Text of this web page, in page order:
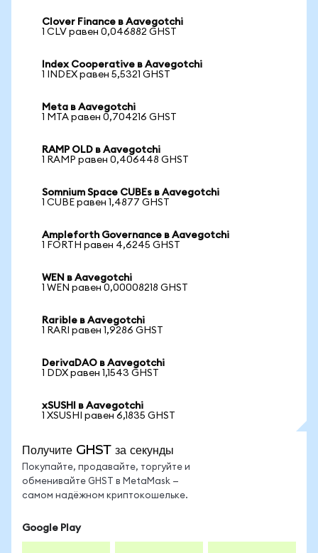
Clover Finance в Aavegotchi
1 CLV равен 0,046882 GHST
Index Cooperative в Aavegotchi
1 INDEX равен 5,5321 GHST
Meta в Aavegotchi
1 MTA равен 0,704216 GHST
RAMP OLD в Aavegotchi
1 RAMP равен 0,406448 GHST
Somnium Space CUBEs в Aavegotchi
1 CUBE равен 1,4877 GHST
Ampleforth Governance в Aavegotchi
1 FORTH равен 4,6245 GHST
WEN в Aavegotchi
1 WEN равен 0,00008218 GHST
Rarible в Aavegotchi
1 RARI равен 1,9286 GHST
DerivaDAO в Aavegotchi
1 DDX равен 1,1543 GHST
xSUSHI в Aavegotchi
1 XSUSHI равен 6,1835 GHST
Получите GHST за секунды
Покупайте, продавайте, торгуйте и
обменивайте GHST в MetaMask —
самом надёжном криптокошельке.
Google Play